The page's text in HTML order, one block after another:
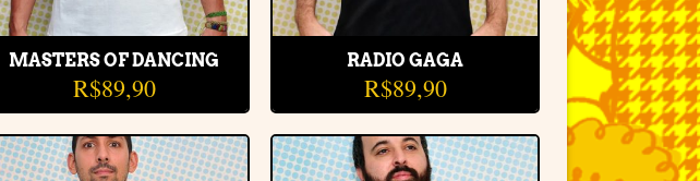
MASTERS OF DANCING
R$89,90
RADIO GAGA
R$89,90